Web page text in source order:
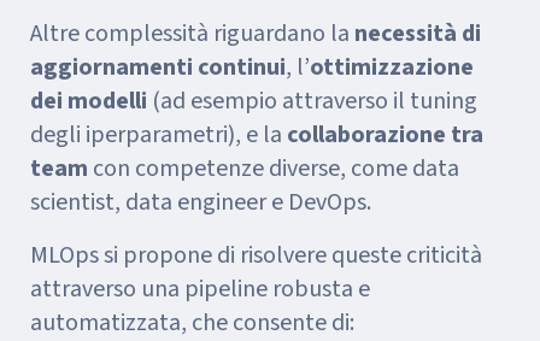
Altre complessità riguardano la necessità di
aggiornamenti continui, l’ottimizzazione
dei modelli (ad esempio attraverso il tuning
degli iperparametri), e la collaborazione tra
team con competenze diverse, come data
scientist, data engineer e DevOps.
MLOps si propone di risolvere queste criticità
attraverso una pipeline robusta e
automatizzata, che consente di: